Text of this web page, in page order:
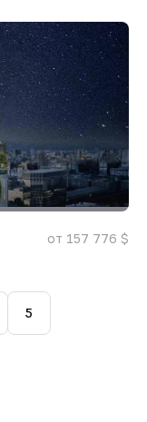
от 157 776 $
5